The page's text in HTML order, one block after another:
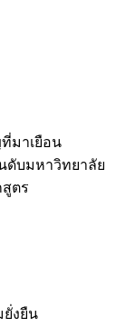
มาเยือน
ดับมหาวิทยาลัย
ตร
ยั่งยืน